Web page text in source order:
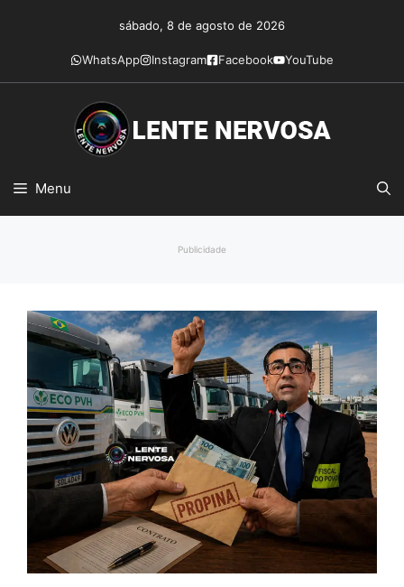
conteúdo
sábado, 8 de agosto de 2026
WhatsApp Instagram Facebook YouTube
Menu
Publicidade